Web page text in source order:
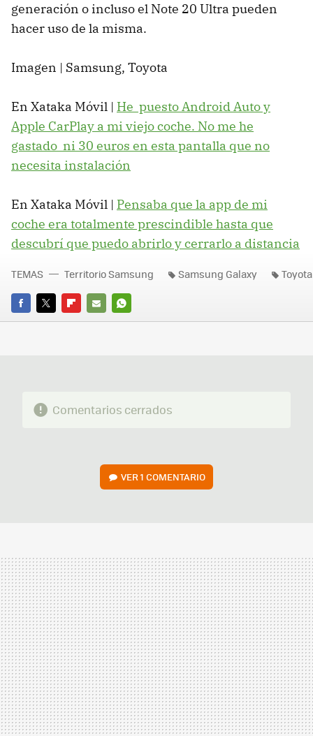
generación o incluso el Note 20 Ultra pueden
hacer uso de la misma.
Imagen | Samsung, Toyota
En Xataka Móvil | He puesto Android Auto y
Apple CarPlay a mi viejo coche. No me he
gastado ni 30 euros en esta pantalla que no
necesita instalación
En Xataka Móvil | Pensaba que la app de mi
coche era totalmente prescindible hasta que
descubrí que puedo abrirlo y cerrarlo a distancia
FACEBOOK
TWITTERFLIPBOARD
E-
WHATSAPP
TEMAS Territorio Samsung Samsung Galaxy Toyota
Comentarios cerrados
VER1 COMENTARIO